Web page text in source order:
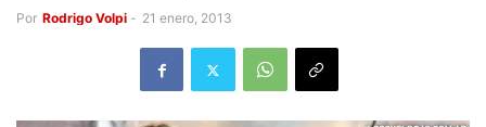
Por Rodrigo Volpi - 21 enero, 2013